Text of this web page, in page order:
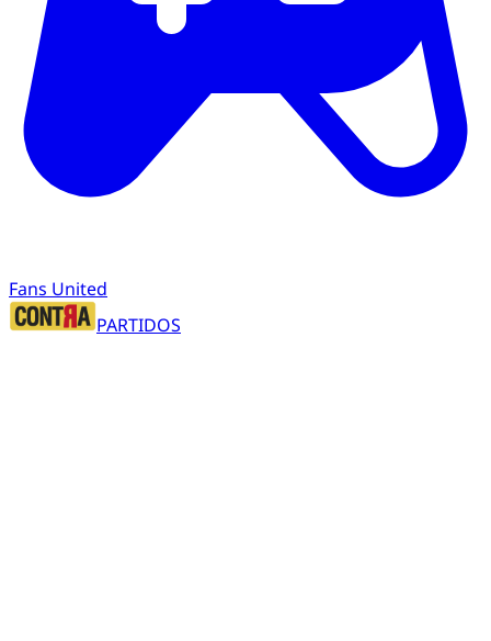
Fans United
PARTIDOS